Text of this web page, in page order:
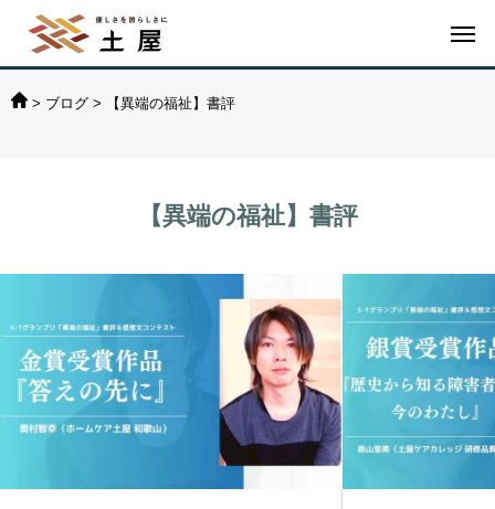
> ブログ > 【異端の福祉】書評
【異端の福祉】書評